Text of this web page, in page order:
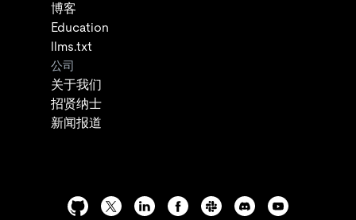
博客
Education
llms.txt
公司
关于我们
招贤纳士
新闻报道